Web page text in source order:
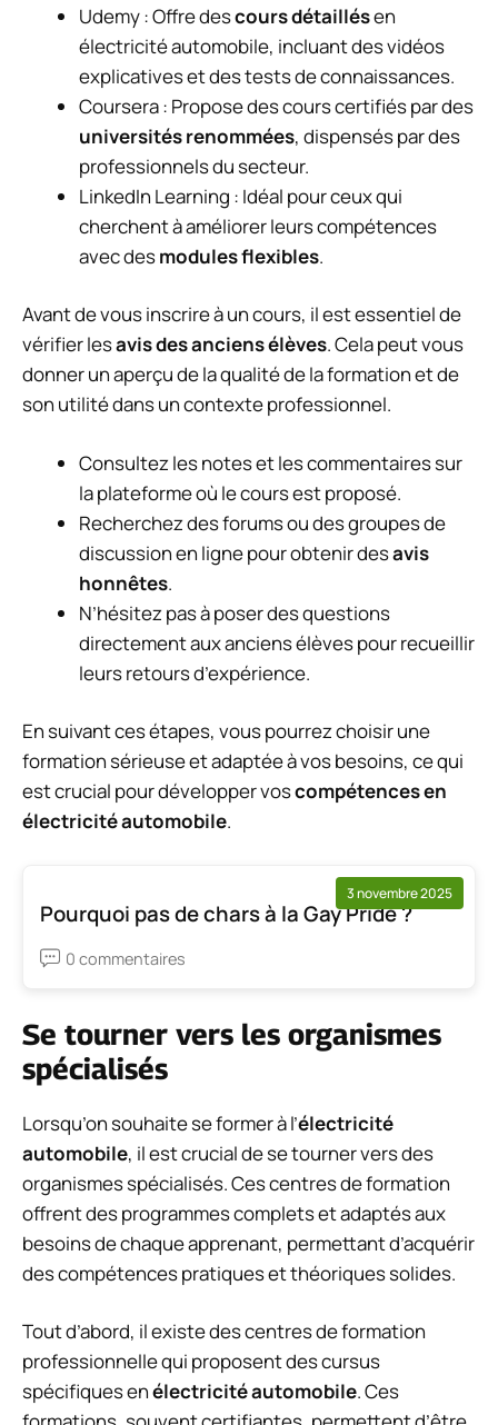
Udemy : Offre descours détaillésen
électricité automobile, incluant des vidéos
explicatives et des tests de connaissances.
Coursera : Propose des cours certifiés par des
universités renommées, dispensés par des
professionnels du secteur.
LinkedIn Learning : Idéal pour ceux qui
cherchent à améliorer leurs compétences
avec desmodules flexibles.
Avant de vous inscrire à un cours, il est essentiel de
vérifier lesavis des anciens élèves. Cela peut vous
donner un aperçu de la qualité de la formation et de
son utilité dans un contexte professionnel.
Consultez les notes et les commentaires sur
la plateforme où le cours est proposé.
Recherchez des forums ou des groupes de
discussion en ligne pour obtenir desavis
honnêtes.
N’hésitez pas à poser des questions
directement aux anciens élèves pour recueillir
leurs retours d’expérience.
En suivant ces étapes, vous pourrez choisir une
formation sérieuse et adaptée à vos besoins, ce qui
est crucial pour développer voscompétences en
électricité automobile.
3 novembre 2025
Pourquoi pas de chars à la Gay Pride ?
0 commentaires
Se tourner vers les organismes
spécialisés
Lorsqu’on souhaite se former à l’électricité
automobile, il est crucial de se tourner vers des
organismes spécialisés. Ces centres de formation
offrent des programmes complets et adaptés aux
besoins de chaque apprenant, permettant d’acquérir
des compétences pratiques et théoriques solides.
Tout d’abord, il existe descentres de formation
professionnellequi proposent des cursus
spécifiques enélectricité automobile. Ces